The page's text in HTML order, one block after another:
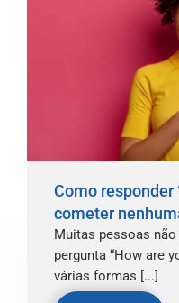
Como responder
cometer
Muitas pessoas
pergunta “How are
várias formas [...]